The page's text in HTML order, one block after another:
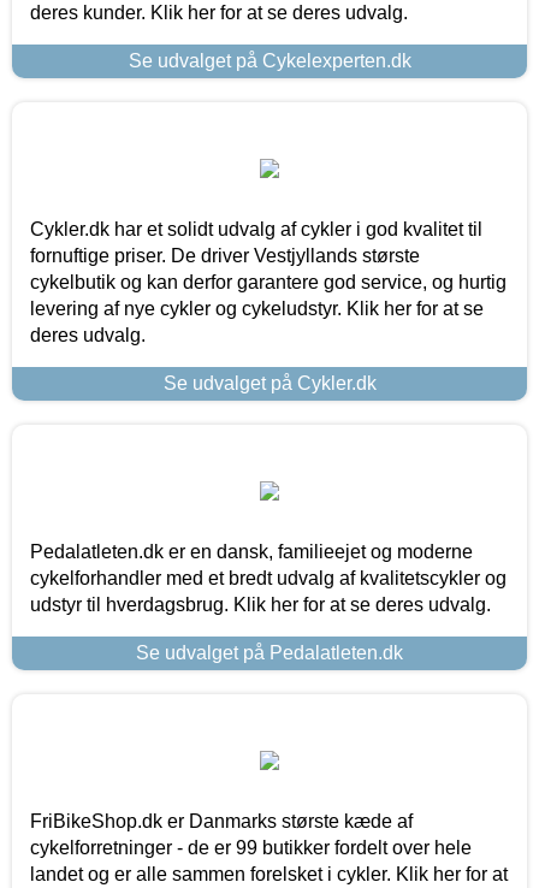
deres kunder. Klik her for at se deres udvalg.
Se udvalget på Cykelexperten.dk
Cykler.dk har et solidt udvalg af cykler i god kvalitet til
fornuftige priser. De driver Vestjyllands største
cykelbutik og kan derfor garantere god service, og hurtig
levering af nye cykler og cykeludstyr. Klik her for at se
deres udvalg.
Se udvalget på Cykler.dk
Pedalatleten.dk er en dansk, familieejet og moderne
cykelforhandler med et bredt udvalg af kvalitetscykler og
udstyr til hverdagsbrug. Klik her for at se deres udvalg.
Se udvalget på Pedalatleten.dk
FriBikeShop.dk er Danmarks største kæde af
cykelforretninger - de er 99 butikker fordelt over hele
landet og er alle sammen forelsket i cykler. Klik her for at